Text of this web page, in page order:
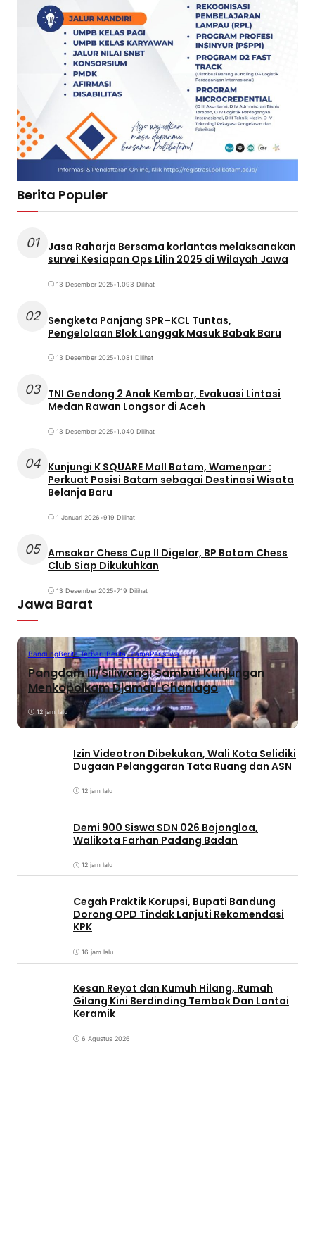
Berita Populer
01
Jasa Raharja Bersama korlantas melaksanakan
survei Kesiapan Ops Lilin 2025 di Wilayah Jawa
13 Desember 2025•1.093 Dilihat
02 Sengketa Panjang SPR–KCL Tuntas,
Pengelolaan Blok Langgak Masuk Babak Baru
13 Desember 2025•1.081 Dilihat
03 TNI Gendong 2 Anak Kembar, Evakuasi Lintasi
Medan Rawan Longsor di Aceh
13 Desember 2025•1.040 Dilihat
04 Kunjungi K SQUARE Mall Batam, Wamenpar :
Perkuat Posisi Batam sebagai Destinasi Wisata
Belanja Baru
1 Januari 2026•919 Dilihat
05 Amsakar Chess Cup II Digelar, BP Batam Chess
Club Siap Dikukuhkan
13 Desember 2025•719 Dilihat
Jawa Barat
BandungBerita TerbaruBerita UtamaPeristiwa
Pangdam III/Siliwangi Sambut Kunjungan
Menkopolkam Djamari Chaniago
12 jam lalu
Izin Videotron Dibekukan, Wali Kota Selidiki
Dugaan Pelanggaran Tata Ruang dan ASN
12 jam lalu
Demi 900 Siswa SDN 026 Bojongloa,
Walikota Farhan Padang Badan
12 jam lalu
Cegah Praktik Korupsi, Bupati Bandung
Dorong OPD Tindak Lanjuti Rekomendasi
KPK
16 jam lalu
Kesan Reyot dan Kumuh Hilang, Rumah
Gilang Kini Berdinding Tembok Dan Lantai
Keramik
6 Agustus 2026